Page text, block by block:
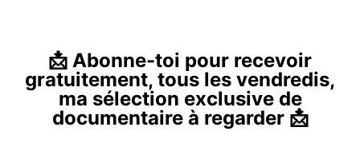
📩 Abonne-toi pour recevoir
gratuitement, tous les vendredis,
ma sélection exclusive de
documentaire à regarder 📩